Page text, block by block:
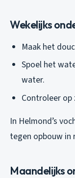
Wekelijks
Maak het
Spoel het
water.
Controleer
In Helmond’s
tegen opbouw in
Maandelijks